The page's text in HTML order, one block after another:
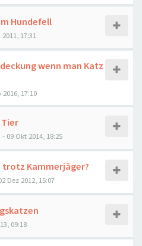
Hundefell
17:31
wenn man Katz
2016, 17:10
Tier
- 09 Okt 2014, 18:25
trotz Kammerjäger?
Dez 2012, 15:07
09:18